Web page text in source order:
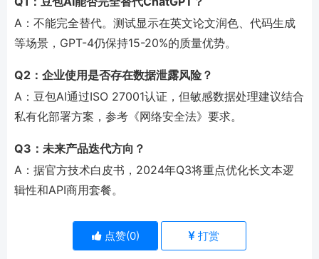
A：不能完全替代。测试显示在英文论文润色、代码生成
等场景，GPT-4仍保持15-20%的质量优势。
Q2：企业使用是否存在数据泄露风险？
A：豆包AI通过ISO 27001认证，但敏感数据处理建议结合
私有化部署方案，参考《网络安全法》要求。
Q3：未来产品迭代方向？
A：据官方技术白皮书，2024年Q3将重点优化长文本逻
辑性和API商用套餐。
点赞(0) 打赏